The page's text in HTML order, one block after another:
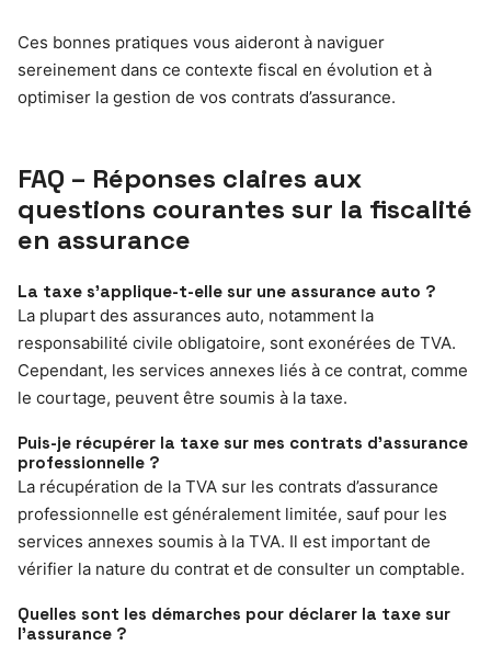
Ces bonnes pratiques vous aideront à naviguer
sereinement dans ce contexte fiscal en évolution et à
optimiser la gestion de vos contrats d’assurance.
FAQ – Réponses claires aux
questions courantes sur la fiscalité
en assurance
La taxe s’applique-t-elle sur une assurance auto ?
La plupart des assurances auto, notamment la
responsabilité civile obligatoire, sont exonérées de TVA.
Cependant, les services annexes liés à ce contrat, comme
le courtage, peuvent être soumis à la taxe.
Puis-je récupérer la taxe sur mes contrats d’assurance
professionnelle ?
La récupération de la TVA sur les contrats d’assurance
professionnelle est généralement limitée, sauf pour les
services annexes soumis à la TVA. Il est important de
vérifier la nature du contrat et de consulter un comptable.
Quelles sont les démarches pour déclarer la taxe sur
l’assurance ?